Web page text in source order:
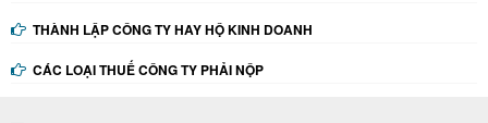
THÀNH LẬP CÔNG TY HAY HỘ KINH DOANH
CÁC LOẠI THUẾ CÔNG TY PHẢI NỘP